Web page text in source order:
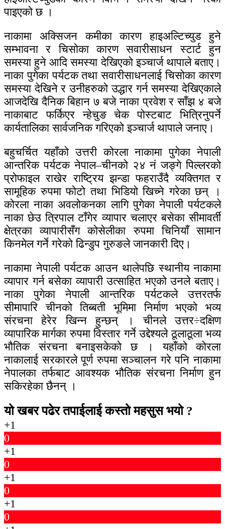
पाइएको छ ।
नाकामा अक्सिजन कमीका कारण हाइअल्टिच्युड हुने
सम्भावना र चिसोका कारण सवारीसाधन स्टार्ट हुन
समस्या हुने आदि समस्या देखिएको इञ्चार्ज थापाले बताए।
नाका पुगेका पर्यटक तथा सवारीसाधनलाई चिसोका कारण
समस्या देखिने र उनीहरुको उद्धार गर्न समस्या देखिएकाले
आजदेखि दैनिक बिहान ७ बजे नाका प्रवेश र साँझ ४ बजे
नाकाबाट फर्किएर न्हेचुङ चेक पोस्टबाट भित्रिनुपर्ने
कार्यतालिका सार्वजनिक गरिएको इञ्चार्ज थापाले जनाए।
बहुचर्चित यहाँको उत्तरी कोरला नाकामा पुगेका नेपाली
आन्तरिक पर्यटक नेपाल–चीनको २४ नं जङ्गे पिल्लरको
प्रोफाइल राखेर राष्ट्रिय झन्डा फहराउँदै व्यक्तिगत र
सामूहिक रुपमा फोटो तथा भिडियो खिच्ने गरेका छन् ।
कोरला नाका अवलोकनका लागि पुगेका नेपाली पर्यटकले
नाका छेउ त्रिपाल टाँगेर व्यापार चलाएर बसेका सीमावर्ती
क्षेत्रका व्यापारीसँग कोसेलीका रुपमा चिनियाँ सामान
किनमेल गर्ने गरेको ढिन्डुप गुरुङले जानकारी दिए।
नाकामा नेपाली पर्यटक आउन थालेपछि स्थानीय नाकामा
व्यापार गर्न बसेका व्यापारी उत्साहित भएको उनले बताए।
नाका पुगेका नेपाली आन्तरिक पर्यटकले उत्तरतर्फ
सीमापारि चीनको तिब्बती भूमिमा निर्माण भएको भव्य
संरचना हेरेर खिन्न हुन्छन् । चीनले उत्तर÷दक्षिण
व्यापारिक मार्गका रुपमा विस्तार गर्ने उद्देश्यले ठूलाठूला भव्य
भौतिक संरचना बनाइसकेको छ । यहाँको कोरला
नाकालाई सरकारले पूर्ण रुपमा सञ्चालन गरे पनि नाकामा
नेपालका तर्फबाट आवश्यक भौतिक संरचना निर्माण हुन
सकिरहेका छैनन् ।
यो खबर पढेर तपाईलाई कस्तो महसुस भयो ?
+1
0
+1
0
+1
0
+1
0